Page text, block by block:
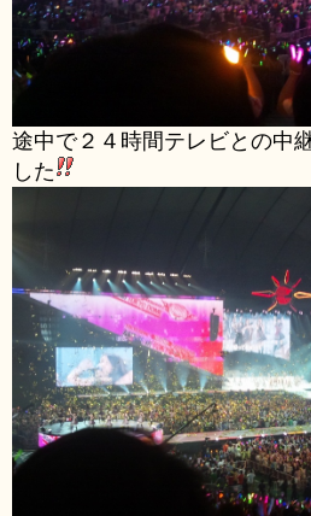
途中で２４時間テレビとの中
した